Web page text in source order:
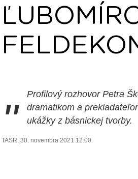
"
Profilový rozhovor Petra
dramatikom a
ukážky z básnickej tvorby.
TASR, 30. novembra 2021 12:00